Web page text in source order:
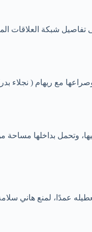
شبكة العلاقات
مع ريهام ( نجلاء بدر)
وتحمل بداخلها
عمدًا، لمنع هاني